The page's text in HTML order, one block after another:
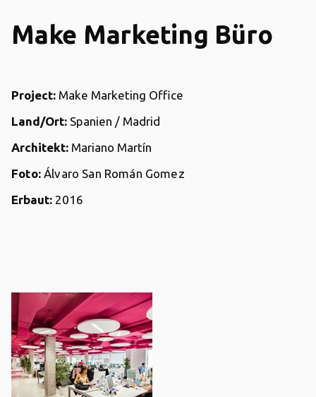
Make Marketing Büro
Project: Make Marketing Office
Land/Ort: Spanien / Madrid
Architekt: Mariano Martín
Foto: Álvaro San Román Gomez
Erbaut: 2016